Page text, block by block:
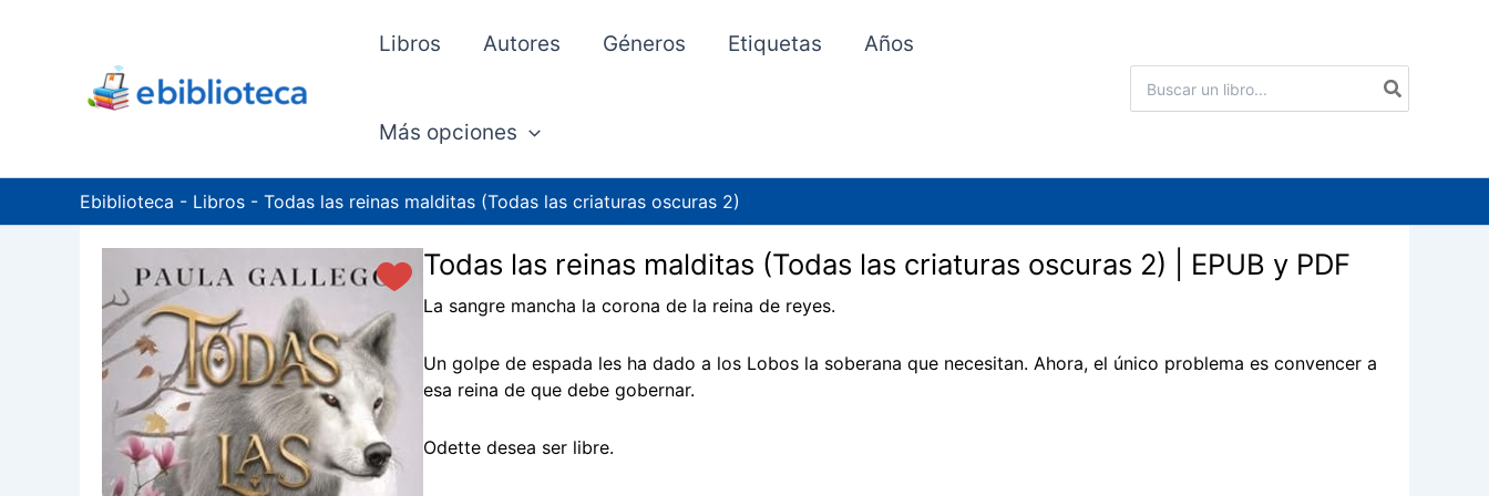
Libros Autores Géneros Etiquetas Años
Más opciones
por:
Ebiblioteca - Libros - Todas las reinas malditas (Todas las criaturas oscuras 2)
Todas las reinas malditas (Todas las criaturas oscuras 2) | EPUB y PDF
La sangre mancha la corona de la reina de reyes.
Un golpe de espada les ha dado a los Lobos la soberana que necesitan. Ahora, el único problema es convencer a
esa reina de que debe gobernar.
Odette desea ser libre.